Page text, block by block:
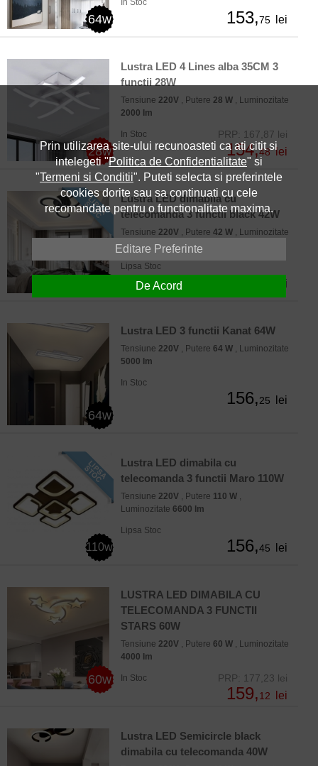
64w
In Stoc
153,75 lei
28w
Lustra LED 4 Lines alba 35CM 3
functii 28W
Tensiune 220V , Putere 28 W , Luminozitate
2000 lm
In Stoc PRP: 167,87 lei
154,48 lei
Lustra LED dimabila cu
telecomanda 3 functii black 42W
Tensiune 220V , Putere 42 W , Luminozitate
2000 lm
Lipsa Stoc
lei
64w
Lustra LED 3 functii Kanat 64W
Tensiune 220V , Putere 64 W , Luminozitate
5000 lm
In Stoc
156,25 lei
110w
Lustra LED dimabila cu
telecomanda 3 functii Maro 110W
Tensiune 220V , Putere 110 W ,
Luminozitate 6600 lm
Lipsa Stoc
156,45 lei
60w
LUSTRA LED DIMABILA CU
TELECOMANDA 3 FUNCTII
STARS 60W
Tensiune 220V , Putere 60 W , Luminozitate
4000 lm
In Stoc PRP: 177,23 lei
159,12 lei
Lustra LED Semicircle black
dimabila cu telecomanda 40W
Prin utilizarea site-ului recunoasteti ca ati citit si
intelegeti "Politica de Confidentialitate" si
"Termeni si Conditii". Puteti selecta si preferintele
cookies dorite sau sa continuati cu cele
recomandate pentru o functionalitate maxima.
Editare Preferinte
De Acord